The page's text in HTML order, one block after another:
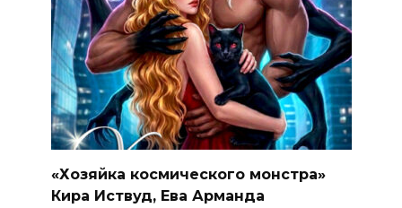
«Хозяйка космического монстра»
Кира Иствуд, Ева Арманда